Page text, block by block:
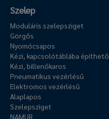
Szelep
Moduláris szelepsziget
Görgős
Nyomócsapos
Kézi, kapcsolótáblába építhető
Kézi, billenőkaros
Pneumatikus vezérlésű
Elektromos vezérlésű
Alaplapos
Szelepsziget
NAMUR